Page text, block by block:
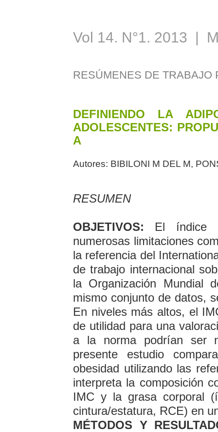
Vol 14. N°1. 2013 |
RESÚMENES DE TRABAJO
DEFINIENDO LA
ADOLESCENTES:
A
Autores: BIBILONI M DEL M,
RESUMEN
OBJETIVOS: El índice
numerosas limitaciones
la referencia del
de trabajo internacional
la Organización Mundial
mismo conjunto de datos,
En niveles más altos, el
de utilidad para una
a la norma podrían ser
presente estudio
obesidad utilizando las
interpreta la composición
IMC y la grasa corporal
cintura/estatura, RCE) en
MÉTODOS Y